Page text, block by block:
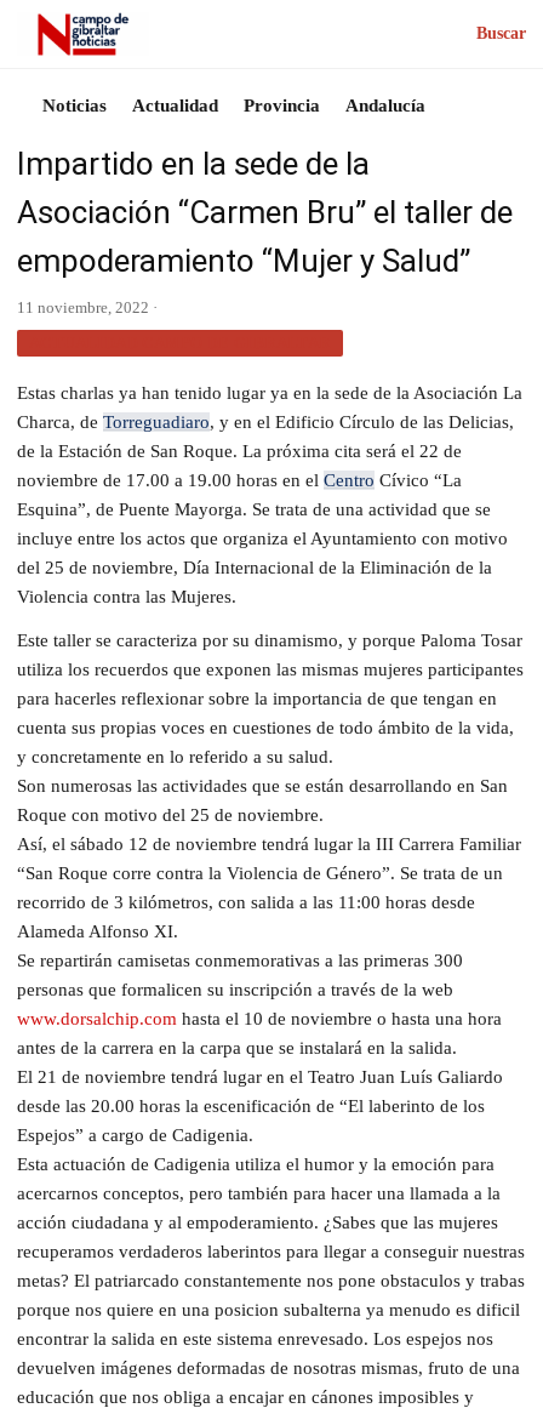
Buscar
Noticias Actualidad Provincia Andalucía
Impartido en la sede de la
Asociación “Carmen Bru” el taller de
empoderamiento “Mujer y Salud”
11 noviembre, 2022 ·
Estas charlas ya han tenido lugar ya en la sede de la Asociación La
Charca, de Torreguadiaro, y en el Edificio Círculo de las Delicias,
de la Estación de San Roque. La próxima cita será el 22 de
noviembre de 17.00 a 19.00 horas en el Centro Cívico “La
Esquina”, de Puente Mayorga. Se trata de una actividad que se
incluye entre los actos que organiza el Ayuntamiento con motivo
del 25 de noviembre, Día Internacional de la Eliminación de la
Violencia contra las Mujeres.
Este taller se caracteriza por su dinamismo, y porque Paloma Tosar
utiliza los recuerdos que exponen las mismas mujeres participantes
para hacerles reflexionar sobre la importancia de que tengan en
cuenta sus propias voces en cuestiones de todo ámbito de la vida,
y concretamente en lo referido a su salud.
Son numerosas las actividades que se están desarrollando en San
Roque con motivo del 25 de noviembre.
Así, el sábado 12 de noviembre tendrá lugar la III Carrera Familiar
“San Roque corre contra la Violencia de Género”. Se trata de un
recorrido de 3 kilómetros, con salida a las 11:00 horas desde
Alameda Alfonso XI.
Se repartirán camisetas conmemorativas a las primeras 300
personas que formalicen su inscripción a través de la web
www.dorsalchip.com hasta el 10 de noviembre o hasta una hora
antes de la carrera en la carpa que se instalará en la salida.
El 21 de noviembre tendrá lugar en el Teatro Juan Luís Galiardo
desde las 20.00 horas la escenificación de “El laberinto de los
Espejos” a cargo de Cadigenia.
Esta actuación de Cadigenia utiliza el humor y la emoción para
acercarnos conceptos, pero también para hacer una llamada a la
acción ciudadana y al empoderamiento. ¿Sabes que las mujeres
recuperamos verdaderos laberintos para llegar a conseguir nuestras
metas? El patriarcado constantemente nos pone obstaculos y trabas
porque nos quiere en una posicion subalterna ya menudo es dificil
encontrar la salida en este sistema enrevesado. Los espejos nos
devuelven imágenes deformadas de nosotras mismas, fruto de una
educación que nos obliga a encajar en cánones imposibles y